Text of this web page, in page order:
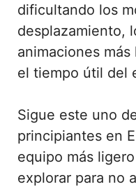
dificultando los
desplazamiento,
animaciones
el tiempo útil del
Sigue este uno
principiantes en
equipo más
explorar para no